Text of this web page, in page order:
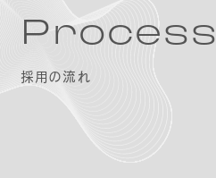
採用の流れ
Process